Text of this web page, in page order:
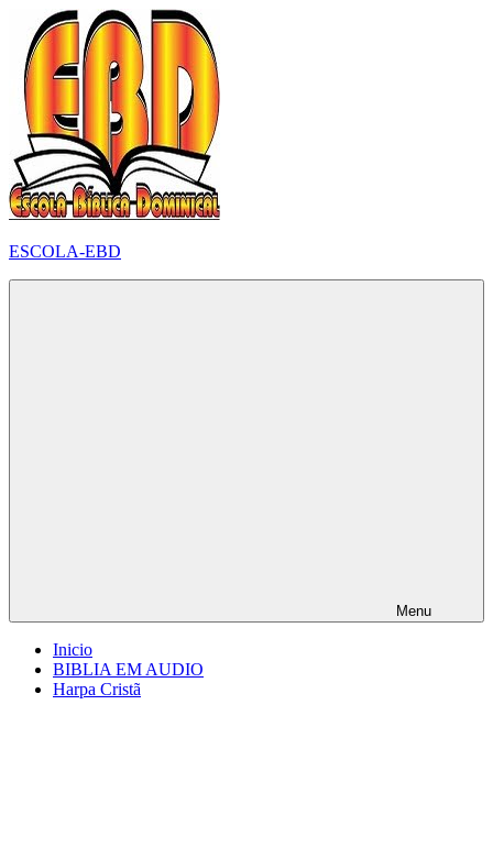
para
conteúdo
ESCOLA-EBD
Menu
Inicio
BIBLIA EM AUDIO
Harpa Cristã